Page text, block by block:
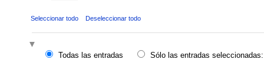
Seleccionar todo Deseleccionar todo
Todas las entradas
Sólo las entradas seleccionadas: